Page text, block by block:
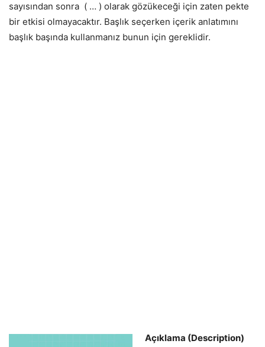
sayısından sonra ( … ) olarak gözükeceği için zaten pekte
bir etkisi olmayacaktır. Başlık seçerken içerik anlatımını
başlık başında kullanmanız bunun için gereklidir.
Açıklama (Description)